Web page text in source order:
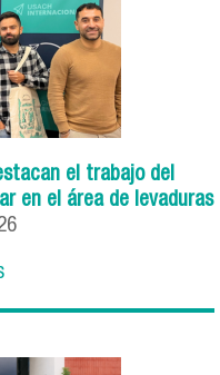
el trabajo del
en el área de levaduras